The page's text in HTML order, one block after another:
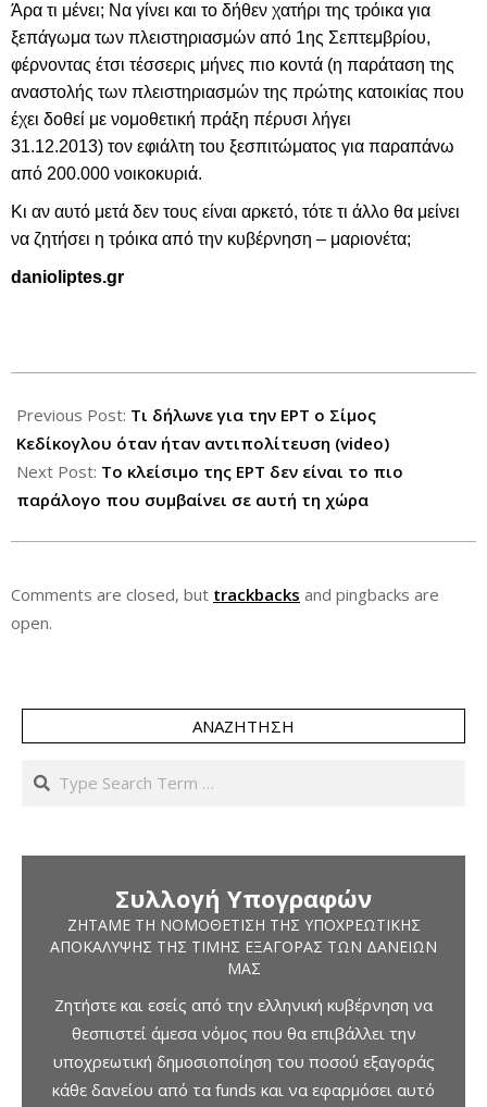
Άρα τι μένει; Να γίνει και το δήθεν χατήρι της τρόικα για
ξεπάγωμα των πλειστηριασμών από 1ης Σεπτεμβρίου,
φέρνοντας έτσι τέσσερις μήνες πιο κοντά (η παράταση της
αναστολής των πλειστηριασμών της πρώτης κατοικίας που
έχει δοθεί με νομοθετική πράξη πέρυσι λήγει
31.12.2013) τον εφιάλτη του ξεσπιτώματος για παραπάνω
από 200.000 νοικοκυριά.
Κι αν αυτό μετά δεν τους είναι αρκετό, τότε τι άλλο θα μείνει
να ζητήσει η τρόικα από την κυβέρνηση – μαριονέτα;
danioliptes.gr
06-
12
Previous Post: Τι δήλωνε για την ΕΡΤ ο Σίμος
Κεδίκογλου όταν ήταν αντιπολίτευση (video)
Next Post: Το κλείσιμο της ΕΡΤ δεν είναι το πιο
παράλογο που συμβαίνει σε αυτή τη χώρα
Comments are closed, but trackbacks and pingbacks are
open.
ΑΝΑΖΉΤΗΣΗ
Search
Συλλογή Υπογραφών
ΖΗΤΆΜΕ ΤΗ ΝΟΜΟΘΈΤΙΣΗ ΤΗΣ ΥΠΟΧΡΕΩΤΙΚΉΣ
ΑΠΟΚΆΛΥΨΗΣ ΤΗΣ ΤΙΜΉΣ ΕΞΑΓΟΡΆΣ ΤΩΝ ΔΑΝΕΊΩΝ
ΜΑΣ
Ζητήστε και εσείς από την ελληνική κυβέρνηση να
θεσπιστεί άμεσα νόμος που θα επιβάλλει την
υποχρεωτική δημοσιοποίηση του ποσού εξαγοράς
κάθε δανείου από τα funds και να εφαρμόσει αυτό